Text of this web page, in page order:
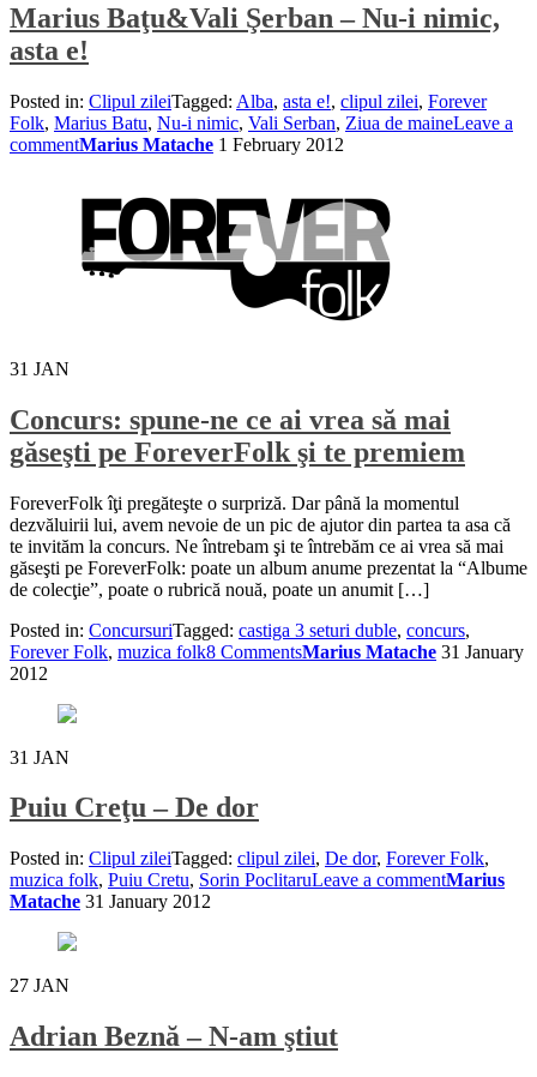
Marius Baţu&Vali Şerban – Nu-i nimic,
asta e!
Posted in: Clipul zileiTagged: Alba, asta e!, clipul zilei, Forever
Folk, Marius Batu, Nu-i nimic, Vali Serban, Ziua de maineLeave a
commentMarius Matache 1 February 2012
31 JAN
Concurs: spune-ne ce ai vrea să mai
găseşti pe ForeverFolk şi te premiem
ForeverFolk îţi pregăteşte o surpriză. Dar până la momentul
dezvăluirii lui, avem nevoie de un pic de ajutor din partea ta asa că
te invităm la concurs. Ne întrebam şi te întrebăm ce ai vrea să mai
găseşti pe ForeverFolk: poate un album anume prezentat la “Albume
de colecţie”, poate o rubrică nouă, poate un anumit […]
Posted in: ConcursuriTagged: castiga 3 seturi duble, concurs,
Forever Folk, muzica folk8 CommentsMarius Matache 31 January
2012
31 JAN
Puiu Creţu – De dor
Posted in: Clipul zileiTagged: clipul zilei, De dor, Forever Folk,
muzica folk, Puiu Cretu, Sorin PoclitaruLeave a commentMarius
Matache 31 January 2012
27 JAN
Adrian Beznă – N-am ştiut